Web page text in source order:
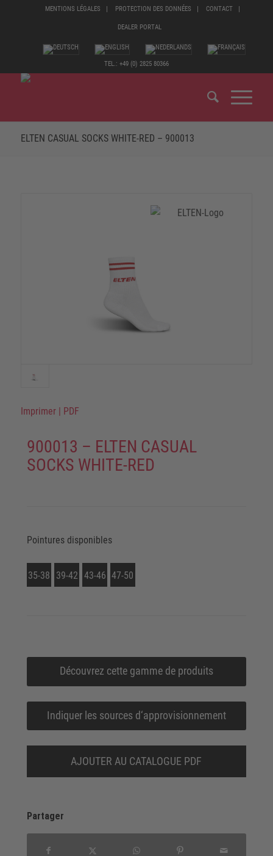
MENTIONS LÉGALES PROTECTION DES DONNÉES CONTACT
DEALER PORTAL
TEL.: +49 (0) 2825 80366
ELTEN CASUAL SOCKS WHITE-RED – 900013
Imprimer PDF
900013 – ELTEN CASUAL
SOCKS WHITE-RED
Pointures disponibles
35-38 39-42 43-46 47-50
Découvrez cette gamme de produits
Indiquer les sources d‘approvisionnement
AJOUTER AU CATALOGUE PDF
Partager